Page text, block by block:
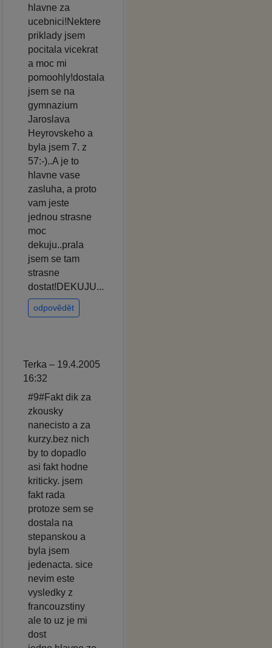
hlavne za
ucebnici!Nektere
priklady jsem
pocitala vicekrat
a moc mi
pomoohly!dostala
jsem se na
gymnazium
Jaroslava
Heyrovskeho a
byla jsem 7. z
57:-)..A je to
hlavne vase
zasluha, a proto
vam jeste
jednou strasne
moc
dekuju..prala
jsem se tam
strasne
dostat!DEKUJU...
odpovědět
Terka – 19.4.2005
16:32
#9#Fakt dik za
zkousky
nanecisto a za
kurzy.bez nich
by to dopadlo
asi fakt hodne
kriticky. jsem
fakt rada
protoze sem se
dostala na
stepanskou a
byla jsem
jedenacta. sice
nevim este
vysledky z
francouzstiny
ale to uz je mi
dost